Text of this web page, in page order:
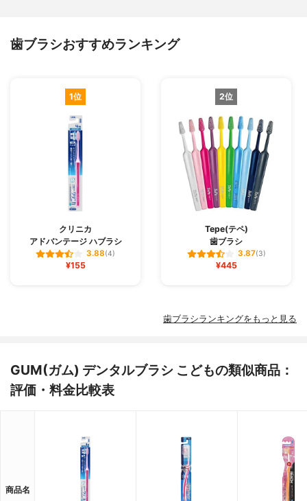
歯ブラシおすすめランキング
1位
クリニカ
アドバンテージ ハブラシ
3.88(4)
¥155
2位
Tepe(テペ)
歯ブラシ
3.87(3)
¥445
歯ブラシランキングをもっと見る
GUM(ガム) デンタルブラシ こどもの類似商品：
評価・料金比較表
商品名